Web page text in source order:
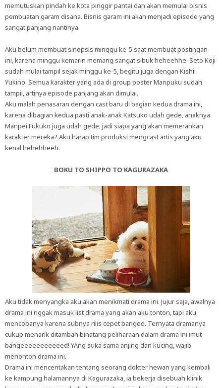
memutuskan pindah ke kota pinggir pantai dan akan memulai bisnis
pembuatan garam disana. Bisnis garam ini akan menjadi episode yang
sangat panjang nantinya.
Aku belum membuat sinopsis minggu ke-5 saat membuat postingan
ini, karena minggu kemarin memang sangat sibuk heheehhe. Seto Koji
sudah mulai tampil sejak minggu ke-5, begitu juga dengan Kishii
Yukino. Semua karakter yang ada di group poster Manpuku sudah
tampil, artinya episode panjang akan dimulai.
Aku malah penasaran dengan cast baru di bagian kedua drama ini,
karena dibagian kedua pasti anak-anak Katsuko udah gede, anaknya
Manpei Fukuko juga udah gede, jadi siapa yang akan memerankan
karakter mereka? Aku harap tim produksi mengcast artis yang aku
kenal hehehheeh.
BOKU TO SHIPPO TO KAGURAZAKA
Aku tidak menyangka aku akan menikmati drama ini. Jujur saja, awalnya
drama ini nggak masuk list drama yang akan aku tonton, tapi aku
mencobanya karena subnya rilis cepet banged. Ternyata dramanya
cukup menarik ditambah binatang peliharaan dalam drama ini imut
bangeeeeeeeeeeed! YAng suka sama anjing dan kucing, wajib
menonton drama ini.
Drama ini menceritakan tentang seorang dokter hewan yang kembali
ke kampung halamannya di Kagurazaka, ia bekerja disebuah klinik